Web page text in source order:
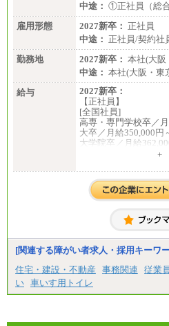
中途： ①正社員（総
雇用形態
2027新卒： 正社員
中途： 正社員/契約社
勤務地
2027新卒： 本社(大
中途： 本社(大阪・東
給与
2027新卒：
【正社員】
[全国社員]
高専・専門学校卒／
大卒／月給350,000円
大学院卒／月給
[地域社員]月給
【正社員】
[全国社員]月給
[地域社員]月給
【契約社員】月給
+
[関連する障がい者求人・採用キーワ
住宅・建設・不動産
事務関連 従業
い 車いす用トイレ